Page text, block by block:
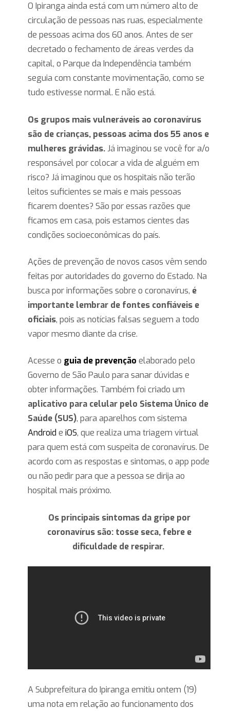
O Ipiranga ainda está com um número alto de
circulação de pessoas nas ruas, especialmente
de pessoas acima dos 60 anos. Antes de ser
decretado o fechamento de áreas verdes da
capital, o Parque da Independência também
seguia com constante movimentação, como se
tudo estivesse normal. E não está.
Os grupos mais vulneráveis ao coronavírus
são de crianças, pessoas acima dos 55 anos e
mulheres grávidas.Já imaginou se você for a/o
responsável por colocar a vida de alguém em
risco? Já imaginou que os hospitais não terão
leitos suficientes se mais e mais pessoas
ficarem doentes? São por essas razões que
ficamos em casa, pois estamos cientes das
condições socioeconômicas do país.
Ações de prevenção de novos casos vêm sendo
feitas por autoridades do governo do Estado. Na
busca por informações sobre o coronavírus, é
importante lembrar de fontes confiáveis e
oficiais, pois as notícias falsas seguem a todo
vapor mesmo diante da crise.
Acesse o guia de prevenção elaborado pelo
Governo de São Paulo para sanar dúvidas e
obter informações. Também foi criado um
aplicativo para celular pelo Sistema Único de
Saúde (SUS), para aparelhos com sistema
Android e iOS, que realiza uma triagem virtual
para quem está com suspeita de coronavírus. De
acordo com as respostas e sintomas, o app pode
ou não pedir para que a pessoa se dirija ao
hospital mais próximo.
Os principais sintomas da gripe por
coronavírus são: tosse seca, febre e
dificuldade de respirar.
A Subprefeitura do Ipiranga emitiu ontem (19)
uma nota em relação ao funcionamento dos